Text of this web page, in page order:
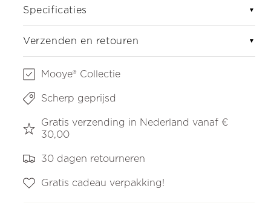
Specificaties ▼
Verzenden en retouren ▼
Mooye® Collectie
Scherp geprijsd
Gratis verzending in Nederland vanaf €
30,00
30 dagen retourneren
Gratis cadeau verpakking!